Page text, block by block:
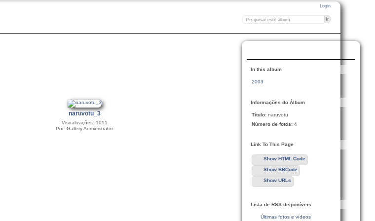
Login
naruvotu_3
Visualizações: 1051
Por: Gallery Administrator
In this album
2003
Informações do Álbum
Título: naruvotu
Número de fotos: 4
Link To This Page
Show HTML Code
Show BBCode
Show URLs
Lista de RSS disponíveis
Últimas fotos e vídeos